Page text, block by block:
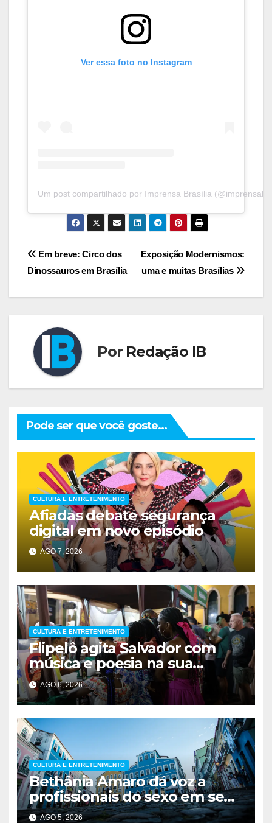
Ver essa foto no Instagram
Um post compartilhado por Imprensa Brasília
Navegação
Exposição Modernismos:
uma e muitas Brasílias
Em breve: Circo dos
Dinossauros em Brasília
Por Redação IB
Pode ser que você goste...
CULTURA E ENTRETENIMENTO
Afiadas debate segurança
digital em novo episódio
AGO 7, 2026
CULTURA E ENTRETENIMENTO
Flipelô agita Salvador com
música e poesia na sua
décima edição
AGO 6, 2026
CULTURA E ENTRETENIMENTO
Bethânia Amaro dá voz a
profissionais do sexo em seu
romance de estreia
AGO 5, 2026